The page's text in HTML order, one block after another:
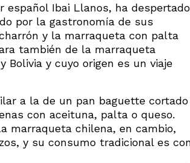
español Ibai Llanos, ha despertado
por la gastronomía de sus
y la marraqueta con palta
también de la marraqueta
y cuyo origen es un viaje
a la de un pan baguette cortado
con aceituna, palta o queso.
marraqueta chilena, en cambio,
y su consumo tradicional es